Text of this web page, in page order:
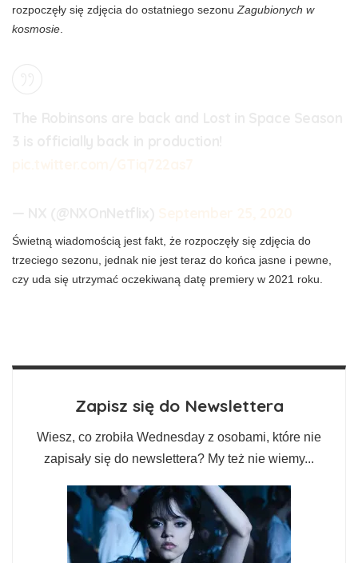
rozpoczęły się zdjęcia do ostatniego sezonu Zagubionych w
kosmosie
Świetną wiadomością jest fakt, że rozpoczęły się zdjęcia do
trzeciego sezonu, jednak nie jest teraz do końca jasne i pewne,
czy uda się utrzymać oczekiwaną datę premiery w 2021 roku.
Zapisz się do Newslettera
Wiesz, co zrobiła Wednesday z osobami, które nie
zapisały się do newslettera? My też nie wiemy...